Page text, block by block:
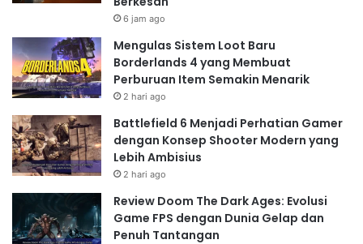
6 jam ago
Mengulas Sistem Loot Baru
Borderlands 4 yang Membuat
Perburuan Item Semakin Menarik
2 hari ago
Battlefield 6 Menjadi Perhatian Gamer
dengan Konsep Shooter Modern yang
Lebih Ambisius
2 hari ago
Review Doom The Dark Ages: Evolusi
Game FPS dengan Dunia Gelap dan
Penuh Tantangan